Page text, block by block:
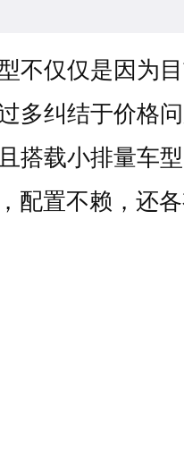
不仅仅是因为
多纠结于价格
搭载小排量车
配置不赖，还各